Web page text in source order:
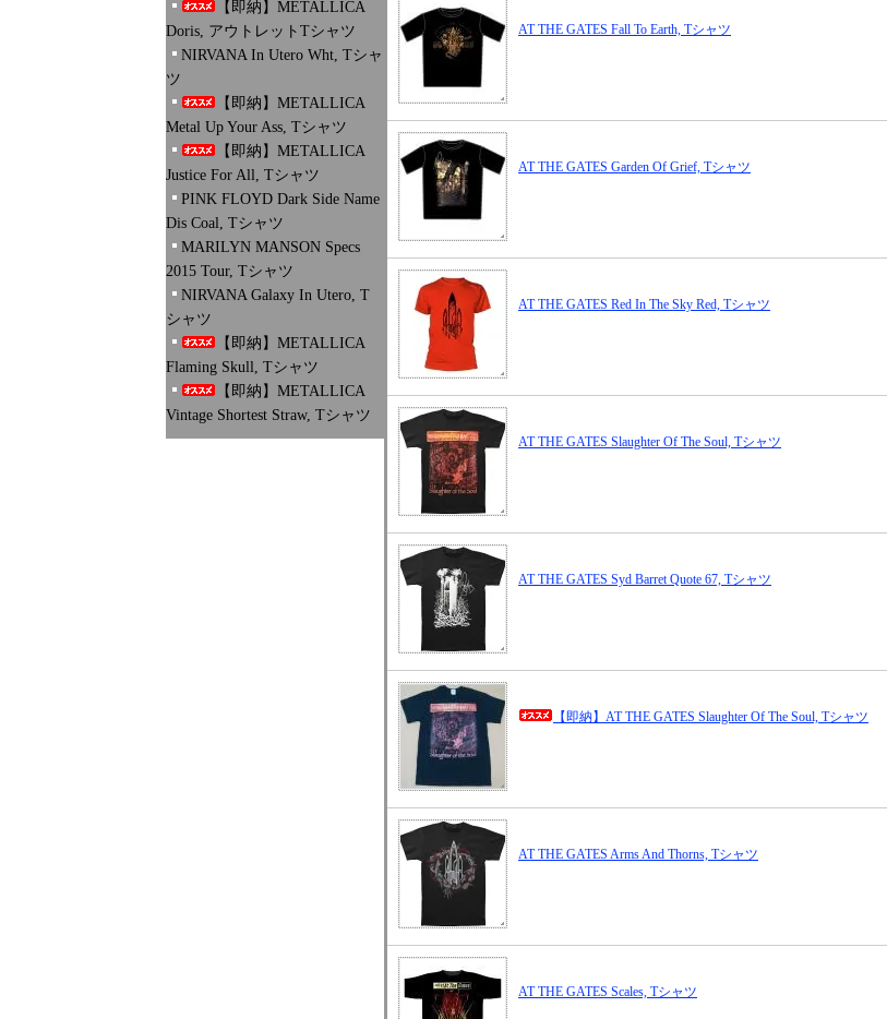
【即納】METALLICA
Doris, アウトレットTシャツ
NIRVANA In Utero Wht, Tシャ
ツ
【即納】METALLICA
Metal Up Your Ass, Tシャツ
【即納】METALLICA
Justice For All, Tシャツ
PINK FLOYD Dark Side Name
Dis Coal, Tシャツ
MARILYN MANSON Specs
2015 Tour, Tシャツ
NIRVANA Galaxy In Utero, T
シャツ
【即納】METALLICA
Flaming Skull, Tシャツ
【即納】METALLICA
Vintage Shortest Straw, Tシャツ
AT THE GATES Fall To Earth, Tシャツ
AT THE GATES Garden Of Grief, Tシャツ
AT THE GATES Red In The Sky Red, Tシャツ
AT THE GATES Slaughter Of The Soul, Tシャツ
AT THE GATES Syd Barret Quote 67, Tシャツ
【即納】AT THE GATES Slaughter Of The Soul, Tシャツ
AT THE GATES Arms And Thorns, Tシャツ
AT THE GATES Scales, Tシャツ